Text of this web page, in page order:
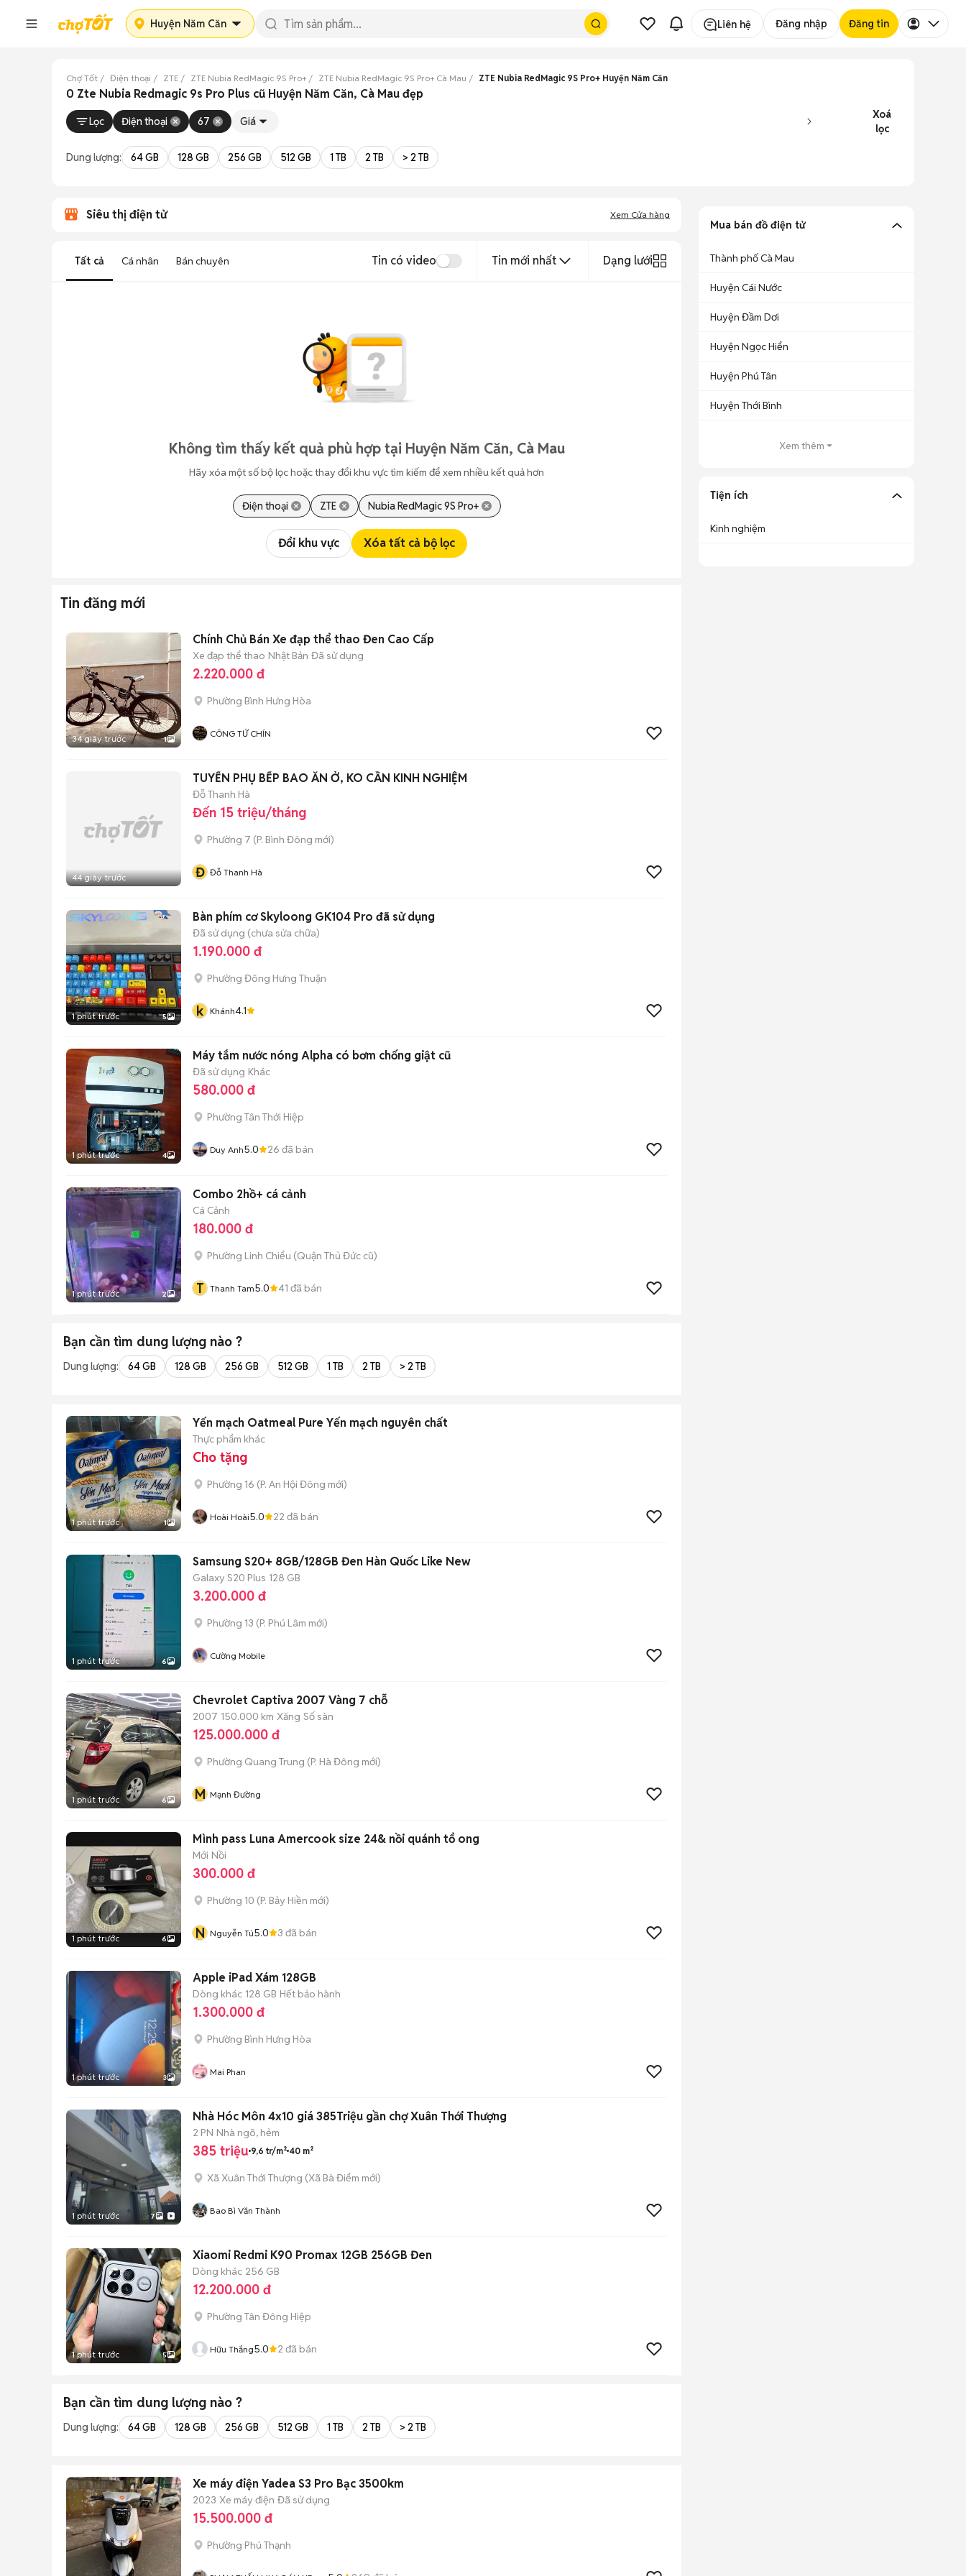
Huyện Năm Căn Liên hệ Đăng nhập Đăng tin
Chợ Tốt Điện thoại ZTE ZTE Nubia RedMagic 9S Pro+ ZTE Nubia RedMagic 9S Pro+ Cà Mau ZTE Nubia RedMagic 9S Pro+ Huyện Năm Căn
0 Zte Nubia Redmagic 9s Pro Plus cũ Huyện Năm Căn, Cà Mau đẹp
Lọc Điện thoại 67 Giá
Xoá
lọc
Dung lượng: 64 GB 128 GB 256 GB 512 GB 1 TB 2 TB > 2 TB
Siêu thị điện tử Xem Cửa hàng
Tất cả Cá nhân Bán chuyên Tin có video Tin mới nhất Dạng lưới
Không tìm thấy kết quả phù hợp tại Huyện Năm Căn, Cà Mau
Hãy xóa một số bộ lọc hoặc thay đổi khu vực tìm kiếm để xem nhiều kết quả hơn
Điện thoại ZTE Nubia RedMagic 9S Pro+
Đổi khu vực Xóa tất cả bộ lọc
Tin đăng mới
34 giây trước 1
Chính Chủ Bán Xe đạp thể thao Đen Cao Cấp
Xe đạp thể thao Nhật Bản Đã sử dụng
2.220.000 đ
Phường Bình Hưng Hòa
CÔNG TỨ CHÍN
44 giây trước
TUYỂN PHỤ BẾP BAO ĂN Ở, KO CẦN KINH NGHIỆM
Đỗ Thanh Hà
Đến 15 triệu/tháng
Phường 7 (P. Bình Đông mới)
Đ Đỗ Thanh Hà
1 phút trước 5
Bàn phím cơ Skyloong GK104 Pro đã sử dụng
Đã sử dụng (chưa sửa chữa)
1.190.000 đ
Phường Đông Hưng Thuận
k Khánh4.1
1 phút trước 4
Máy tắm nước nóng Alpha có bơm chống giật cũ
Đã sử dụng Khác
580.000 đ
Phường Tân Thới Hiệp
Duy Anh5.0 26 đã bán
1 phút trước 2
Combo 2hồ+ cá cảnh
Cá Cảnh
180.000 đ
Phường Linh Chiểu (Quận Thủ Đức cũ)
T Thanh Tam5.0 41 đã bán
Bạn cần tìm dung lượng nào ?
Dung lượng: 64 GB 128 GB 256 GB 512 GB 1 TB 2 TB > 2 TB
1 phút trước 1
Yến mạch Oatmeal Pure Yến mạch nguyên chất
Thực phẩm khác
Cho tặng
Phường 16 (P. An Hội Đông mới)
Hoài Hoài5.0 22 đã bán
1 phút trước 6
Samsung S20+ 8GB/128GB Đen Hàn Quốc Like New
Galaxy S20 Plus 128 GB
3.200.000 đ
Phường 13 (P. Phú Lâm mới)
Cường Mobile
1 phút trước 6
Chevrolet Captiva 2007 Vàng 7 chỗ
2007 150.000 km Xăng Số sàn
125.000.000 đ
Phường Quang Trung (P. Hà Đông mới)
M Mạnh Đường
1 phút trước 6
Mình pass Luna Amercook size 24& nồi quánh tổ ong
Mới Nồi
300.000 đ
Phường 10 (P. Bảy Hiền mới)
N Nguyễn Tú5.0 3 đã bán
1 phút trước 3
Apple iPad Xám 128GB
Dòng khác 128 GB Hết bảo hành
1.300.000 đ
Phường Bình Hưng Hòa
Mai Phan
1 phút trước 7
Nhà Hóc Môn 4x10 giá 385Triệu gần chợ Xuân Thới Thượng
2 PN Nhà ngõ, hẻm
385 triệu 9,6 tr/m² 40 m²
Xã Xuân Thới Thượng (Xã Bà Điểm mới)
Bao Bì Văn Thành
1 phút trước 5
Xiaomi Redmi K90 Promax 12GB 256GB Đen
Dòng khác 256 GB
12.200.000 đ
Phường Tân Đông Hiệp
Hữu Thắng5.0 2 đã bán
Bạn cần tìm dung lượng nào ?
Dung lượng: 64 GB 128 GB 256 GB 512 GB 1 TB 2 TB > 2 TB
Xe máy điện Yadea S3 Pro Bạc 3500km
2023 Xe máy điện Đã sử dụng
15.500.000 đ
Phường Phú Thạnh
Mua bán đồ điện tử
Thành phố Cà Mau
Huyện Cái Nước
Huyện Đầm Dơi
Huyện Ngọc Hiển
Huyện Phú Tân
Huyện Thới Bình
Xem thêm
Tiện ích
Kinh nghiệm